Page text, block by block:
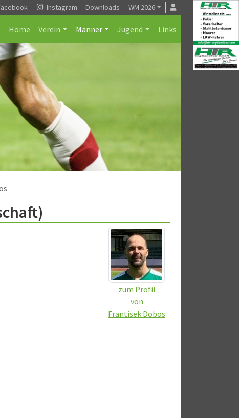
Instagram Downloads WM 2026
Home Verein Männer Jugend Links
zum Profil
von
Frantisek Dobos